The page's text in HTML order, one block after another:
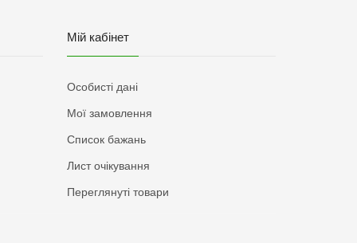
Мій кабінет
Особисті дані
Мої замовлення
Список бажань
Лист очікування
Переглянуті товари